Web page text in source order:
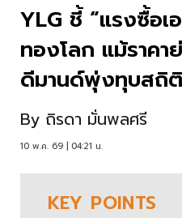
YLG ชี้ “แรงซื้อเ
ทองโลก แม้ราค
ดีมานด์พุ่งทุบสถิติ
By ถิรดา มั่นพลศรี
10 พ.ค. 69 | 04:21 น.
KEY POINTS